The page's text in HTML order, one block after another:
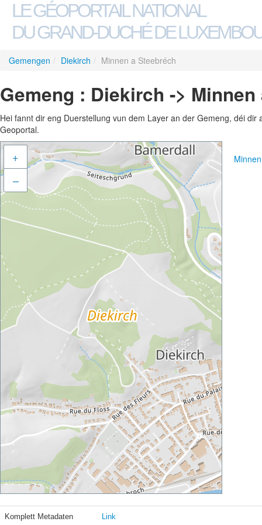
LE GÉOPORTAIL NATIONAL
DU GRAND-DUCHÉ DE
Gemengen / Diekirch / Minnen a Steebréch
Gemeng : Diekirch ->
Hei fannt dir eng Duerstellung vun dem Layer an der Gemeng, déi
Geoportal.
+
–
Komplett Metadaten Link